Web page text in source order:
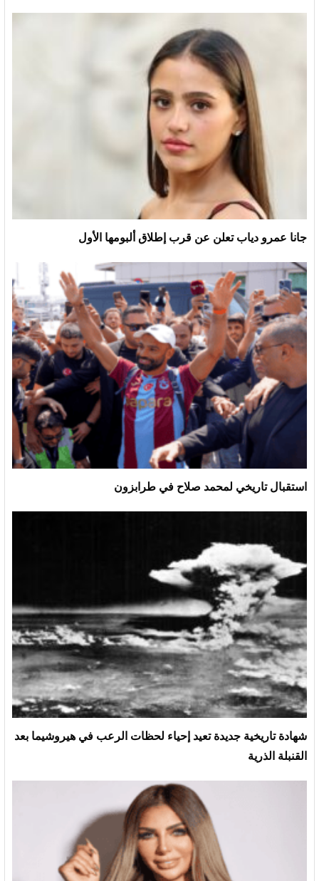
جانا عمرو دياب تعلن عن قرب إطلاق ألبومها الأول
استقبال تاريخي لمحمد صلاح في طرابزون
شهادة تاريخية جديدة تعيد إحياء لحظات الرعب في هيروشيما بعد
القنبلة الذرية